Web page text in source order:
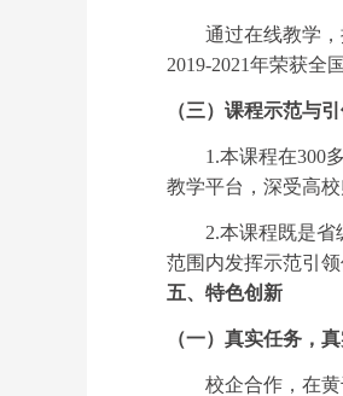
通过在线教学
2019-2021年荣获全
（三）课程示范与
1.本课程在300
教学平台，深受高
2.本课程既是省
范围内发挥示范引领
五、特色创新
（一）真实任务，
校企合作，在